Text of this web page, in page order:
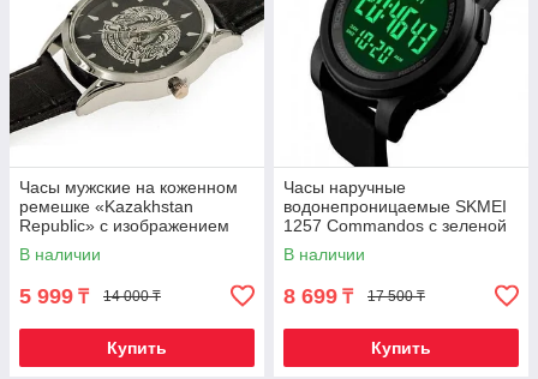
Часы мужские на коженном
ремешке «Kazakhstan
Republic» с изображением
герба (Черный в серебре)
В наличии
5 999 ₸ 14 000 ₸
Купить
Часы наручные
водонепроницаемые SKMEI
1257 Сommandos с зеленой
EL Shinner подсветкой
(Черная)
В наличии
8 699 ₸ 17 500 ₸
Купить